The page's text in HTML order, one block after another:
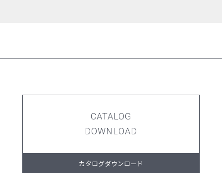
CATALOG
DOWNLOAD
カタログダウンロード